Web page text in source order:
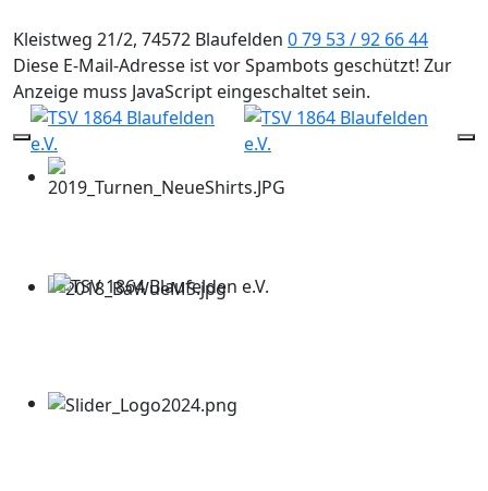
Kleistweg 21/2, 74572 Blaufelden 0 79 53 / 92 66 44
Diese E-Mail-Adresse ist vor Spambots geschützt! Zur
Anzeige muss JavaScript eingeschaltet sein.
Mobile Menu Toggle